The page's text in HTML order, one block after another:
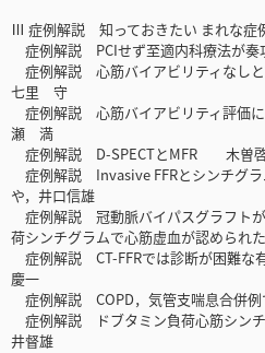
Ⅲ 症例解説 知っておきたい まれな症
症例解説 PCIせず至適内科療法
症例解説 心筋バイアビリティなし
七里 守
症例解説 心筋バイアビリティ評
瀬 満
症例解説 D-SPECTとMFR 木曽
症例解説 Invasive FFRとシンチグ
や，井口信雄
症例解説 冠動脈バイパスグラフト
荷シンチグラムで心筋虚血が認めら
症例解説 CT-FFRでは診断が困難
慶一
症例解説 COPD，気管支喘息合
症例解説 ドブタミン負荷心筋シ
井督雄